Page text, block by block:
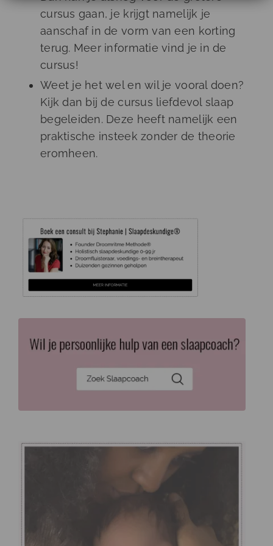
cursus gaan, je krijgt namelijk je
aanschaf in de vorm van een korting
terug. Meer informatie vind je in de
cursus!
Weet je het wel en wil je vooral doen?
Kijk dan bij de cursus liefdevol slaap
begeleiden. Deze heeft namelijk een
praktische insteek zonder de theorie
eromheen.